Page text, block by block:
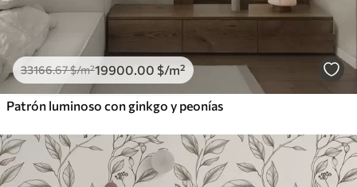
33166.67$/m²19900.00 $/m²
Patrón luminoso con ginkgo y peonías